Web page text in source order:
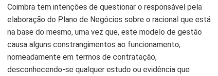
Coimbra tem intenções de questionar o responsável pela
elaboração do Plano de Negócios sobre o racional que está
na base do mesmo, uma vez que, este modelo de gestão
causa alguns constrangimentos ao funcionamento,
nomeadamente em termos de contratação,
desconhecendo-se qualquer estudo ou evidência que